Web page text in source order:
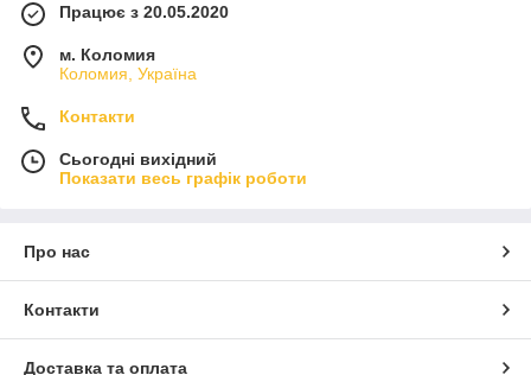
Працює з 20.05.2020
м. Коломия
Коломия, Україна
Контакти
Сьогодні вихідний
Показати весь графік роботи
Про нас
Контакти
Доставка та оплата